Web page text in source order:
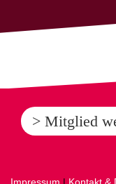
> Mitglied